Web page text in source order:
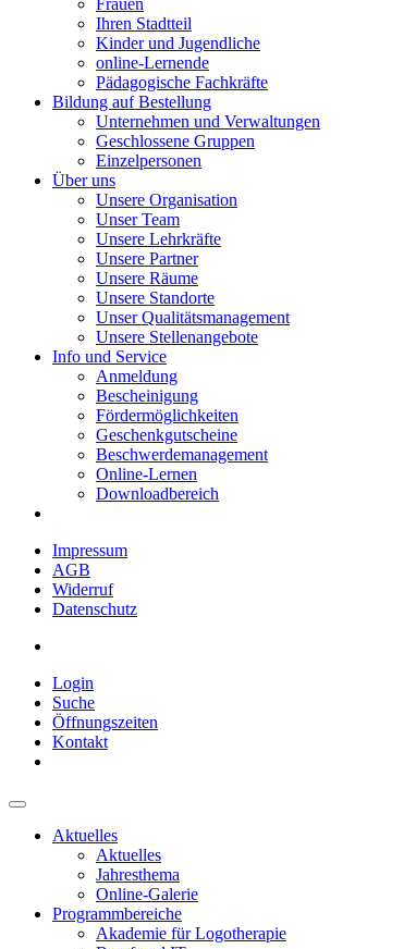
Frauen
Ihren Stadtteil
Kinder und Jugendliche
online-Lernende
Pädagogische Fachkräfte
Bildung auf Bestellung
Unternehmen und Verwaltungen
Geschlossene Gruppen
Einzelpersonen
Über uns
Unsere Organisation
Unser Team
Unsere Lehrkräfte
Unsere Partner
Unsere Räume
Unsere Standorte
Unser Qualitätsmanagement
Unsere Stellenangebote
Info und Service
Anmeldung
Bescheinigung
Fördermöglichkeiten
Geschenkgutscheine
Beschwerdemanagement
Online-Lernen
Downloadbereich
Impressum
AGB
Widerruf
Datenschutz
Login
Suche
Öffnungszeiten
Kontakt
Aktuelles
Aktuelles
Jahresthema
Online-Galerie
Programmbereiche
Akademie für Logotherapie